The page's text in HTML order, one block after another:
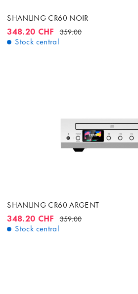
SHANLING CR60 NOIR
348.20 CHF 359.00
Stock central
SHANLING CR60 ARGENT
348.20 CHF 359.00
Stock central